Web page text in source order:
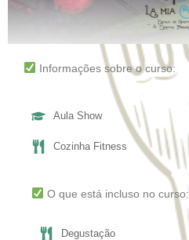
Informações sobre o curso:
Aula Show
Cozinha Fitness
O que está incluso no curso:
Degustação